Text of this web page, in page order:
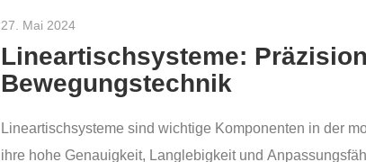
27. Mai 2024
Lineartischsysteme:
Bewegungstechnik
Lineartischsysteme sind wichtige Komponenten in der
ihre hohe Genauigkeit, Langlebigkeit und